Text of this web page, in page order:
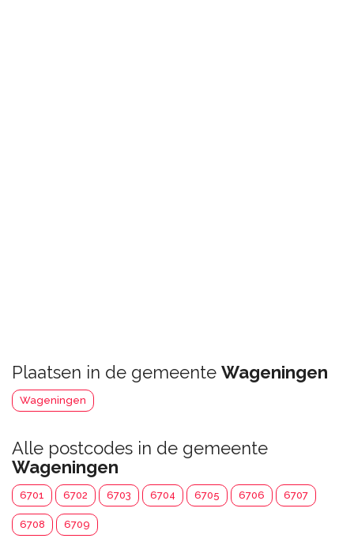
Plaatsen in de gemeente Wageningen
Wageningen
Alle postcodes in de gemeente
Wageningen
6701 6702 6703 6704 6705 6706 6707
6708 6709